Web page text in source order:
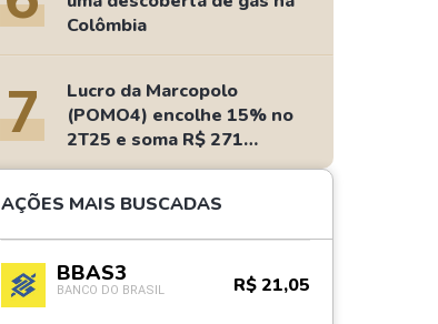
Colômbia
7
Lucro da Marcopolo
(POMO4) encolhe 15% no
2T25 e soma R$ 271
milhões
AÇÕES MAIS BUSCADAS
BBAS3
BANCO DO BRASIL R$ 21,05